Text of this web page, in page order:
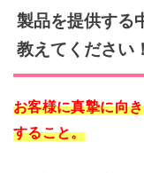
製品を提供する
教えてください！
お客様に真摯に向
すること。